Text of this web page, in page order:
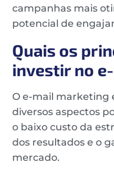
campanhas mais
potencial de
Quais os
investir no
O e-mail marketing
diversos aspectos
o baixo custo da
dos resultados e o
mercado.